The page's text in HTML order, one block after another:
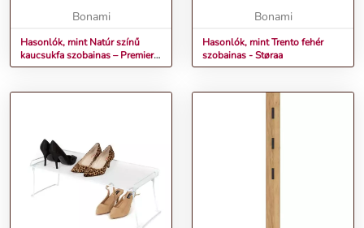
Bonami
Hasonlók, mint Natúr színű
kaucsukfa szobainas – Premier
Housewares
Bonami
Hasonlók, mint Trento fehér
szobainas - Støraa